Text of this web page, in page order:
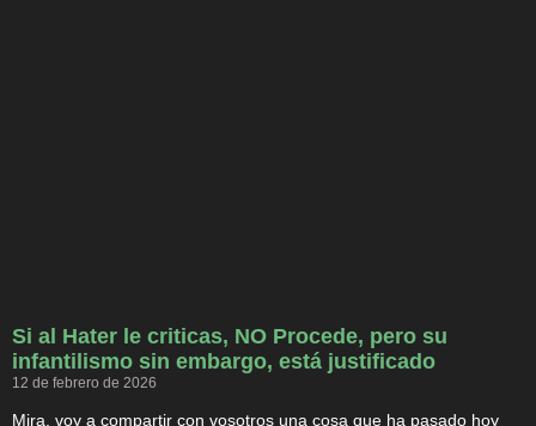
Si al Hater le criticas, NO Procede, pero su
infantilismo sin embargo, está justificado
12 de febrero de 2026
Mira, voy a compartir con vosotros una cosa que ha pasado hoy